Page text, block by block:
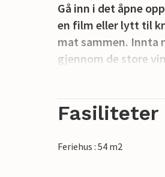
Gå inn i det åpne
en film eller lytt til
mat sammen. Innta
gjennom de store
Len deg tilbake i
harmonisk
Fasiliteter
Feriehus : 54 m2